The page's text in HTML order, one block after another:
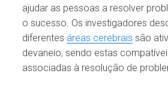
ajudar as pessoas a resolver
o sucesso. Os investigadores
diferentes áreas cerebrais são
devaneio, sendo estas
associadas à resolução de